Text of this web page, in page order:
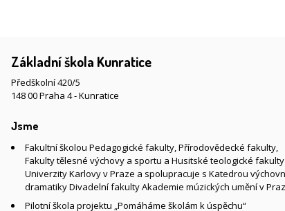
Základní škola Kunratice
Předškolní 420/5
148 00 Praha 4 - Kunratice
Jsme
Fakultní školou Pedagogické fakulty, Přírodovědecké fakulty,
Fakulty tělesné výchovy a sportu a Husitské teologické fakulty
Univerzity Karlovy v Praze a spolupracuje s Katedrou
dramatiky Divadelní fakulty Akademie múzických umění v
Pilotní škola projektu „Pomáháme školám k úspěchu“